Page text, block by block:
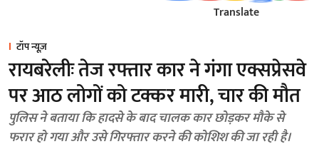
Translate
टॉप न्यूज़
रायबरेलीः तेज रफ्तार कार ने गंगा एक्सप्रेसवे
पर आठ लोगों को टक्कर मारी, चार की मौत
पुलिस ने बताया कि हादसे के बाद चालक कार छोड़कर मौके से
फरार हो गया और उसे गिरफ्तार करने की कोशिश की जा रही है।